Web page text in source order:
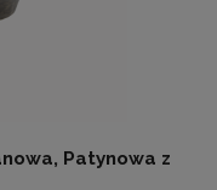
Patynowa z